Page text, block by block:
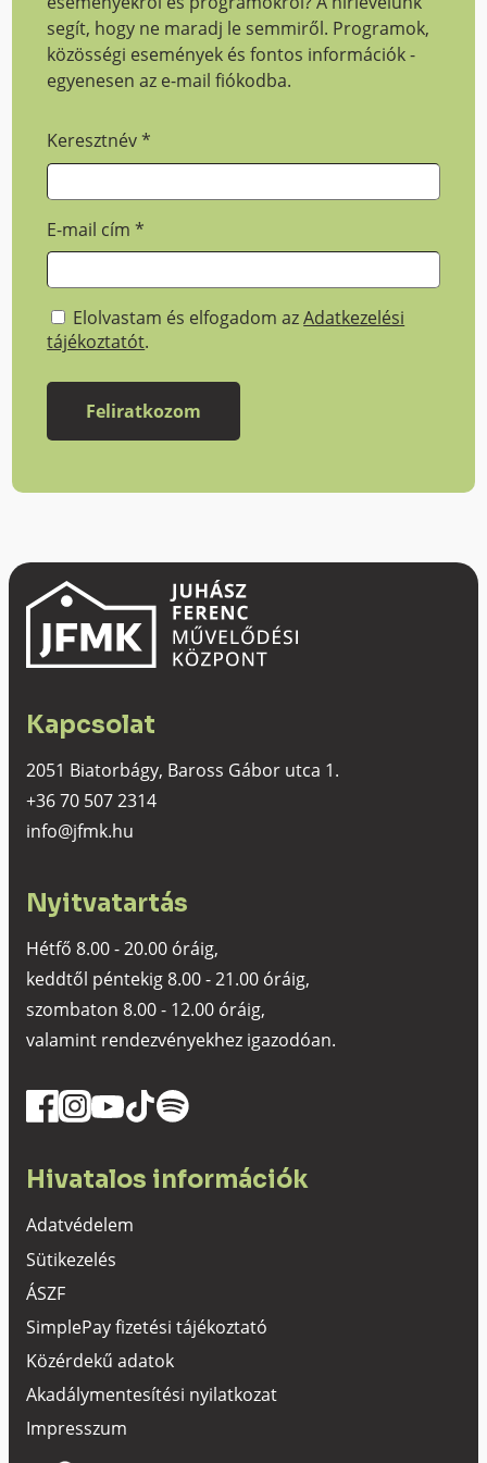
segít, hogy ne maradj le semmiről. Programok,
közösségi események és fontos információk -
egyenesen az e-mail fiókodba.
Keresztnév*
E-mail cím*
Elolvastam és elfogadom azAdatkezelési
tájékoztatót.
Kapcsolat
2051 Biatorbágy, Baross Gábor utca 1.
+36 70 507 2314
info@jfmk.hu
Nyitvatartás
Hétfő 8.00 - 20.00 óráig,
keddtől péntekig 8.00 - 21.00 óráig,
szombaton 8.00 - 12.00 óráig,
valamint rendezvényekhez igazodóan.
Hivatalos információk
Adatvédelem
Sütikezelés
ÁSZF
SimplePay fizetési tájékoztató
Közérdekű adatok
Akadálymentesítési nyilatkozat
Impresszum